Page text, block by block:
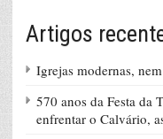
Artigos
Igrejas modernas,
570 anos da Festa da
enfrentar o Calvário,